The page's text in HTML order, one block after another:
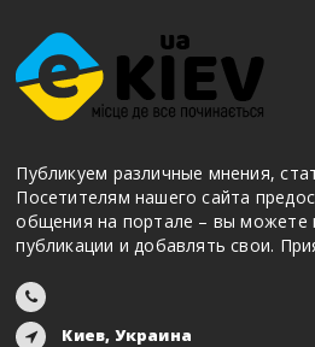
Публикуем различные мнения,
Посетителям нашего сайта
общения на портале – вы можете
публикации и добавлять свои.
Киев, Украина